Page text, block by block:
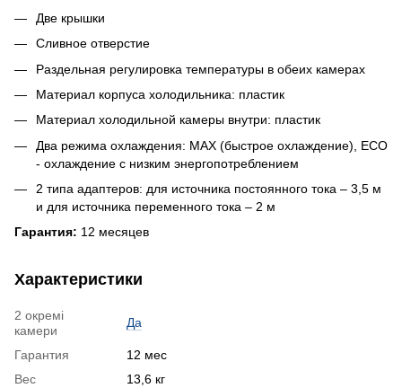
Две крышки
Сливное отверстие
Раздельная регулировка температуры в обеих камерах
Материал корпуса холодильника: пластик
Материал холодильной камеры внутри: пластик
Два режима охлаждения: MAX (быстрое охлаждение), ECO
- охлаждение с низким энергопотреблением
2 типа адаптеров: для источника постоянного тока – 3,5 м
и для источника переменного тока – 2 м
Гарантия: 12 месяцев
Характеристики
2 окремі
камери
Да
Гарантия
12 мес
Вес
13,6 кг